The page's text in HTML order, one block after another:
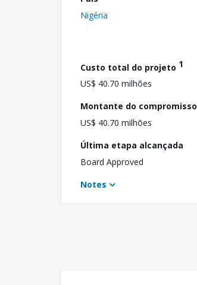
Nigéria
Custo total do projeto 1
US$ 40.70 milhões
Montante do compromisso
US$ 40.70 milhões
Última etapa alcançada
Board Approved
Notes